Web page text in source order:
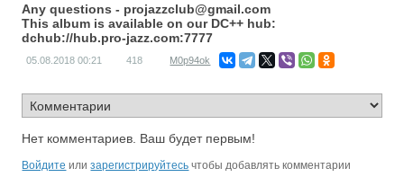
Any questions - projazzclub@gmail.com
This album is available on our DC++ hub:
dchub://hub.pro-jazz.com:7777
05.08.2018 00:21 418 M0p94ok
Нет комментариев. Ваш будет первым!
Войдите илизарегистрируйтесь чтобы добавлять комментарии